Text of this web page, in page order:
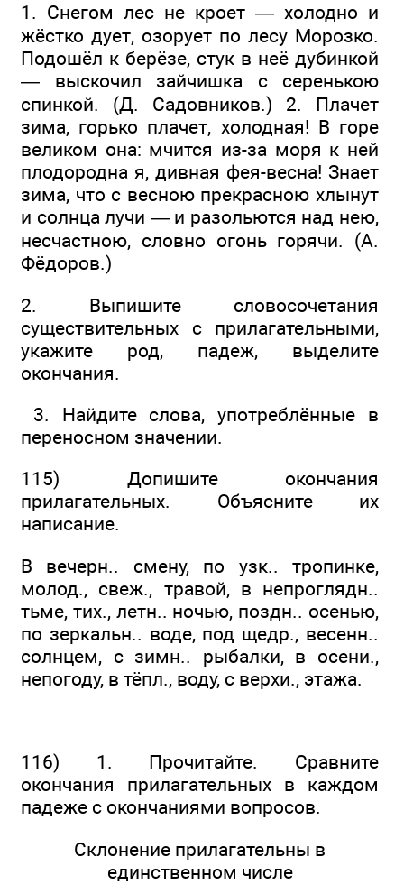
1. Снегом лес не кроет — холодно и
жёстко дует, озорует по лесу Морозко.
Подошёл к берёзе, стук в неё дубинкой
— выскочил зайчишка с серенькою
спинкой. (Д. Садовников.) 2. Плачет
зима, горько плачет, холодная! В горе
великом она: мчится из-за моря к ней
плодородна я, дивная фея-весна! Знает
зима, что с весною прекрасною хлынут
и солнца лучи — и разольются над нею,
несчастною, словно огонь горячи. (А.
Фёдоров.)
2. Выпишите словосочетания
существительных с прилагательными,
укажите род, падеж, выделите
окончания.
3. Найдите слова, употреблённые в
переносном значении.
115) Допишите окончания
прилагательных. Объясните их
написание.
В вечерн.. смену, по узк.. тропинке,
молод., свеж., травой, в непроглядн..
тьме, тих., летн.. ночью, поздн.. осенью,
по зеркальн.. воде, под щедр., весенн..
солнцем, с зимн.. рыбалки, в осени.,
непогоду, в тёпл., воду, с верхи., этажа.
116) 1. Прочитайте. Сравните
окончания прилагательных в каждом
падеже с окончаниями вопросов.
Склонение прилагательны в
единственном числе